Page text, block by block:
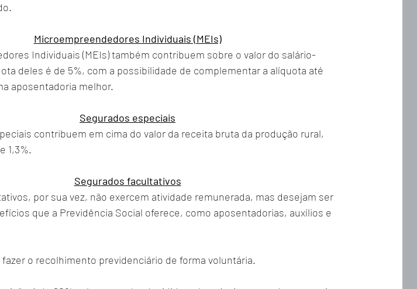
Microempreendedores Individuais (MEIs)
Individuais (MEIs) também contribuem sobre o valor do salário-
deles é de 5%, com a possibilidade de complementar a alíquota até
aposentadoria melhor.
Segurados especiais
contribuem em cima do valor da receita bruta da produção rural,
1,3%.
Segurados facultativos
por sua vez, não exercem atividade remunerada, mas desejam ser
que a Previdência Social oferece, como aposentadorias, auxílios e
o recolhimento previdenciário de forma voluntária.